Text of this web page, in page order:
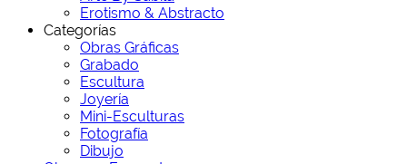
Erotismo & Abstracto
Categorías
Obras Gráficas
Grabado
Escultura
Joyería
Mini-Esculturas
Fotografía
Dibujo